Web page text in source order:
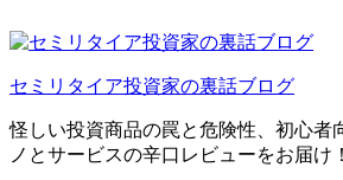
ン
ン
ツ
へ
ス
セミリタイア投資家の裏話ブログ
怪しい投資商品の罠と危険性、初心者
ノとサービスの辛口レビューをお届け！